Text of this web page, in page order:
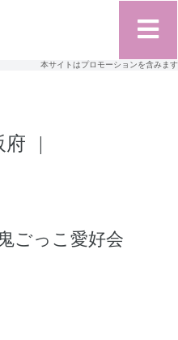
本サイトはプロモーションを含みます
府
ごっこ愛好会